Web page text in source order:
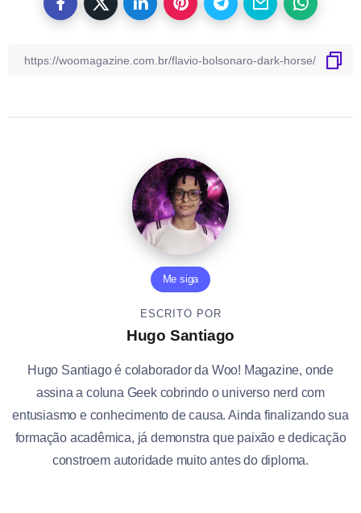
Me siga
ESCRITO POR
Hugo Santiago
Hugo Santiago é colaborador da Woo! Magazine, onde
assina a coluna Geek cobrindo o universo nerd com
entusiasmo e conhecimento de causa. Ainda finalizando sua
formação acadêmica, já demonstra que paixão e dedicação
constroem autoridade muito antes do diploma.